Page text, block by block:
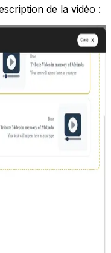
de la vidéo :